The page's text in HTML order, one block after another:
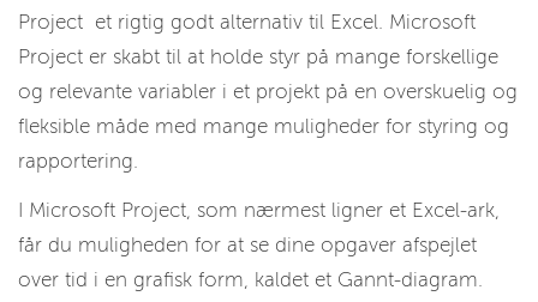
Project et rigtig godt alternativ til Excel. Microsoft
Project er skabt til at holde styr på mange forskellige
og relevante variabler i et projekt på en overskuelig og
fleksible måde med mange muligheder for styring og
rapportering.
I Microsoft Project, som nærmest ligner et Excel-ark,
får du muligheden for at se dine opgaver afspejlet
over tid i en grafisk form, kaldet et Gannt-diagram.